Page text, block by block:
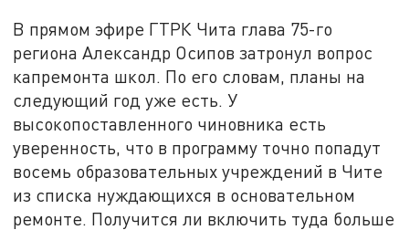
В прямом эфире ГТРК Чита глава 75-го
региона Александр Осипов затронул вопрос
капремонта школ. По его словам, планы на
следующий год уже есть. У
высокопоставленного чиновника есть
уверенность, что в программу точно попадут
восемь образовательных учреждений в Чите
из списка нуждающихся в основательном
ремонте. Получится ли включить туда больше